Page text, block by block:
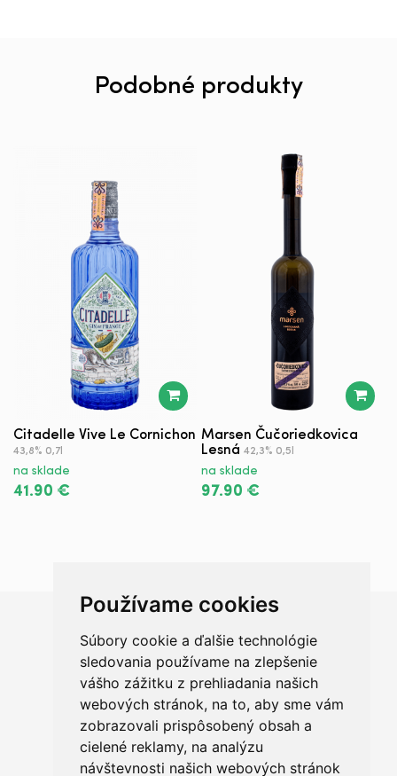
Používame cookies
Súbory cookie a ďalšie technológie
sledovania používame na zlepšenie
vášho zážitku z prehliadania našich
webových stránok, na to, aby sme vám
zobrazovali prispôsobený obsah a
cielené reklamy, na analýzu
návštevnosti našich webových stránok
Podobné produkty
Citadelle Vive Le Cornichon
43,8% 0,7l
na sklade
41.90 €
Marsen Čučoriedkovica
Lesná 42,3% 0,5l
na sklade
97.90 €
Chceš sa radšej porozprávať?
+421 950 420 666